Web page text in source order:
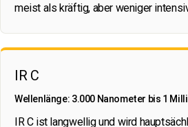
meist als kräftig, aber weniger
IR C
Wellenlänge: 3.000 Nanometer bis 1
IR C ist langwellig und wird